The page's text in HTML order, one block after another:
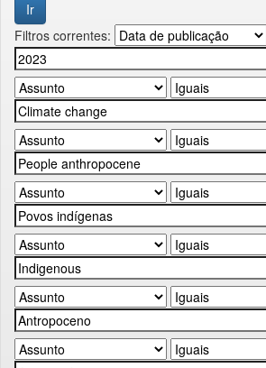
Filtros correntes: